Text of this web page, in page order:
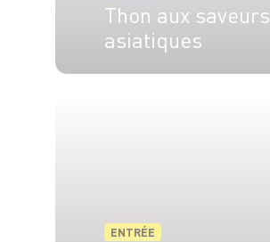
Thon aux saveurs
asiatiques
ENTRÉE